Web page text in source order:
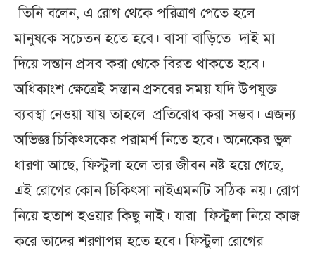
তিনি বলেন, এ রোগ থেকে পরিত্রাণ পেতে হলে
মানুষকে সচেতন হতে হবে। বাসা বাড়িতে দাই মা
দিয়ে সন্তান প্রসব করা থেকে বিরত থাকতে হবে।
অধিকাংশ ক্ষেত্রেই সন্তান প্রসবের সময় যদি উপযুক্ত
ব্যবস্থা নেওয়া যায় তাহলে প্রতিরোধ করা সম্ভব। এজন্য
অভিজ্ঞ চিকিৎসকের পরামর্শ নিতে হবে। অনেকের ভুল
ধারণা আছে, ফিস্টুলা হলে তার জীবন নষ্ট হয়ে গেছে,
এই রোগের কোন চিকিৎসা নাইএমনটি সঠিক নয়। রোগ
নিয়ে হতাশ হওয়ার কিছু নাই। যারা ফিস্টুলা নিয়ে কাজ
করে তাদের শরণাপন্ন হতে হবে। ফিস্টুলা রোগের